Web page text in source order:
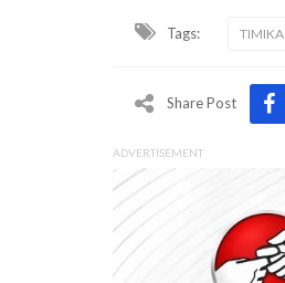
Tags: TIMIKA
Share Post
ADVERTISEMENT